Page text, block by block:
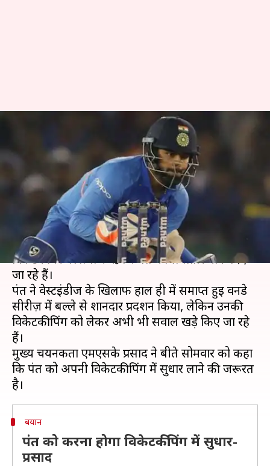
युवा विकेटकीपर बल्लेबाज ऋषभ पंत
को मुख्य चयनकर्ता एमएसके प्रसाद
ने दिया कड़ा संदेश
Neeraj Pandey Dec 24, 2019 02:28 pm
क्या है खबर?
पूर्व भारतीय कप्तान एमएस धोनी की गैरमौजूदगी में युवा
विकेटकीपर बल्लेबाज ऋषभ पंत को लगातार मौके दिए
जा रहे हैं।
पंत ने वेस्टइंडीज के खिलाफ हाल ही में समाप्त हुई वनडे
सीरीज़ में बल्ले से शानदार प्रदर्शन किया, लेकिन उनकी
विकेटकीपिंग को लेकर अभी भी सवाल खड़े किए जा रहे
हैं।
मुख्य चयनकर्ता एमएसके प्रसाद ने बीते सोमवार को कहा
कि पंत को अपनी विकेटकीपिंग में सुधार लाने की जरूरत
बयान
पंत को करना होगा विकेटकीपिंग में सुधार-
प्रसाद